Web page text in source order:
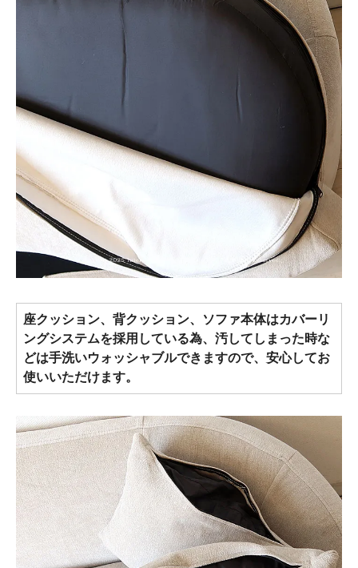
座クッション、背クッション、ソファ本体はカバーリ
ングシステムを採用している為、汚してしまった時な
どは手洗いウォッシャブルできますので、安心してお
使いいただけます。